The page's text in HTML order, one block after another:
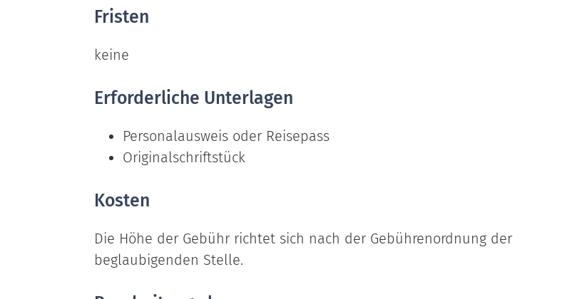
Fristen
keine
Erforderliche Unterlagen
Personalausweis oder Reisepass
Originalschriftstück
Kosten
Die Höhe der Gebühr richtet sich nach der Gebührenordnung der
beglaubigenden Stelle.